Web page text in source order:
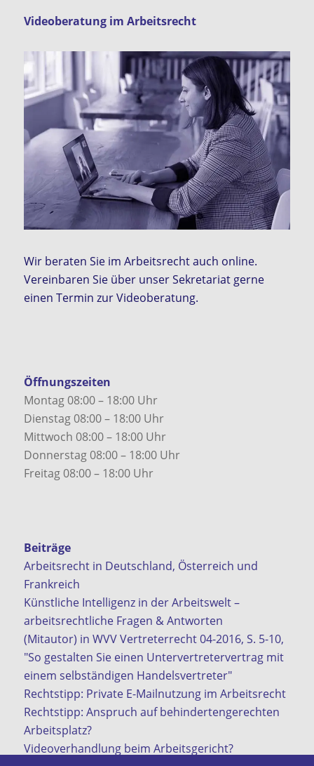
Videoberatung im Arbeitsrecht
Wir beraten Sie im Arbeitsrecht auch online.
Vereinbaren Sie über unser Sekretariat gerne
einen Termin zur Videoberatung.
Öffnungszeiten
Montag 08:00 – 18:00 Uhr
Dienstag 08:00 – 18:00 Uhr
Mittwoch 08:00 – 18:00 Uhr
Donnerstag 08:00 – 18:00 Uhr
Freitag 08:00 – 18:00 Uhr
Beiträge
Arbeitsrecht in Deutschland, Österreich und
Frankreich
Künstliche Intelligenz in der Arbeitswelt –
arbeitsrechtliche Fragen & Antworten
(Mitautor) in WVV Vertreterrecht 04-2016, S. 5-10,
"So gestalten Sie einen Untervertretervertrag mit
einem selbständigen Handelsvertreter"
Rechtstipp: Private E-Mailnutzung im Arbeitsrecht
Rechtstipp: Anspruch auf behindertengerechten
Arbeitsplatz?
Videoverhandlung beim Arbeitsgericht?